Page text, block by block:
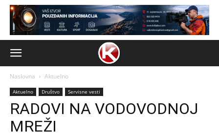
Naslovna Aktuelno
Aktuelno Društvo Servisne vesti
RADOVI NA VODOVODNOJ
MREŽI